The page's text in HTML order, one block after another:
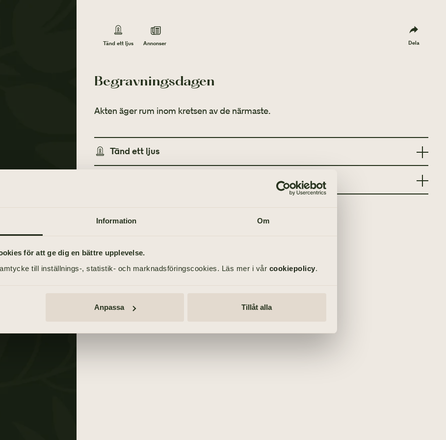
Information Om
för att ge dig en bättre upplevelse.
till inställnings-, statistik- och marknadsföringscookies. Läs mer i vår cookiepolicy.
Anpassa Tillåt alla
Tänd ett ljus Annonser Dela
Begravningsdagen
Akten äger rum inom kretsen av de närmaste.
Tänd ett ljus
Göteborgs-Posten
Svenska Dagbladet